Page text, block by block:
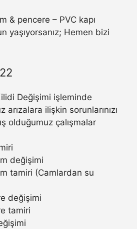
& pencere – PVC kapı
yaşıyorsanız; Hemen bizi
Değişimi işleminde
arızalara ilişkin sorunlarınızı
olduğumuz çalışmalar
değişimi
tamiri (Camlardan su
değişimi
tamiri